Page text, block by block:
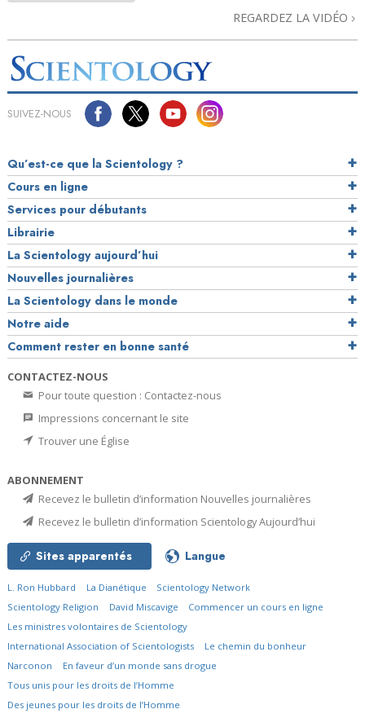
REGARDEZ LA VIDÉO
SUIVEZ-NOUS
Qu’est-ce que la Scientology ?
Cours en ligne
Services pour débutants
Librairie
La Scientology aujourd’hui
Nouvelles journalières
La Scientology dans le monde
Notre aide
Comment rester en bonne santé
CONTACTEZ-NOUS
Pour toute question : Contactez-nous
Impressions concernant le site
Trouver une Église
ABONNEMENT
Recevez le bulletin d’information Nouvelles journalières
Recevez le bulletin d’information Scientology Aujourd’hui
Sites apparentés Langue
L. Ron Hubbard La Dianétique
Scientology Network
Scientology Religion
David Miscavige
Commencer un cours en ligne
Les ministres volontaires de Scientology
International Association of Scientologists
Le chemin du bonheur
Narconon
En faveur d’un monde sans drogue
Tous unis pour les droits de l’Homme
Des jeunes pour les droits de l’Homme